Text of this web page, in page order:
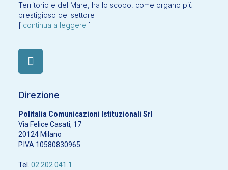
Territorio e del Mare, ha lo scopo, come organo più
prestigioso del settore
[ continua a leggere ]
Direzione
Politalia Comunicazioni Istituzionali Srl
Via Felice Casati, 17
20124 Milano
P.IVA 10580830965
Tel. 02 202 041.1